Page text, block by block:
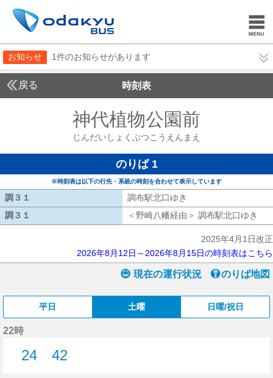
お知らせ 1件のお知らせがあります
戻る 時刻表
神代植物公園前
じんだいしょくぶつこうえんまえ
のりば 1
※時刻表は以下の行先・系統の時刻を合わせて表示しています
調３１ 調布駅北口ゆき
調３１
＜野崎八幡経由＞ 調布駅北口ゆき
2025年4月1日改正
2026年8月12日～2026年8月15日の時刻表はこちら
現在の運行状況 のりば地図
平日 土曜 日曜/祝日
22時
24
42